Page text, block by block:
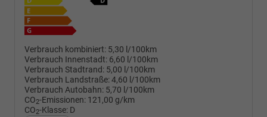
Verbrauch kombiniert: 5,30 l/100km
Verbrauch Innenstadt: 6,60 l/100km
Verbrauch Stadtrand: 5,00 l/100km
Verbrauch Landstraße:4,60 l/100km
Verbrauch Autobahn: 5,70 l/100km
CO2-Emissionen: 121,00 g/km
CO2-Klasse: D